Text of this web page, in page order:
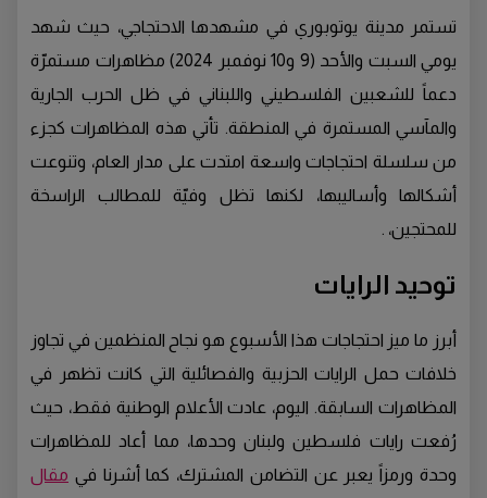
تستمر مدينة يوتوبوري في مشهدها الاحتجاجي، حيث شهد
يومي السبت والأحد (9 و10 نوفمبر 2024) مظاهرات مستمرّة
دعماً للشعبين الفلسطيني واللبناني في ظل الحرب الجارية
والمآسي المستمرة في المنطقة. تأتي هذه المظاهرات كجزء
من سلسلة احتجاجات واسعة امتدت على مدار العام، وتنوعت
أشكالها وأساليبها، لكنها تظل وفيّة للمطالب الراسخة
للمحتجين، .
توحيد الرايات
أبرز ما ميز احتجاجات هذا الأسبوع هو نجاح المنظمين في تجاوز
خلافات حمل الرايات الحزبية والفصائلية التي كانت تظهر في
المظاهرات السابقة. اليوم، عادت الأعلام الوطنية فقط، حيث
رُفعت رايات فلسطين ولبنان وحدها، مما أعاد للمظاهرات
وحدة ورمزاً يعبر عن التضامن المشترك، كما أشرنا في مقال